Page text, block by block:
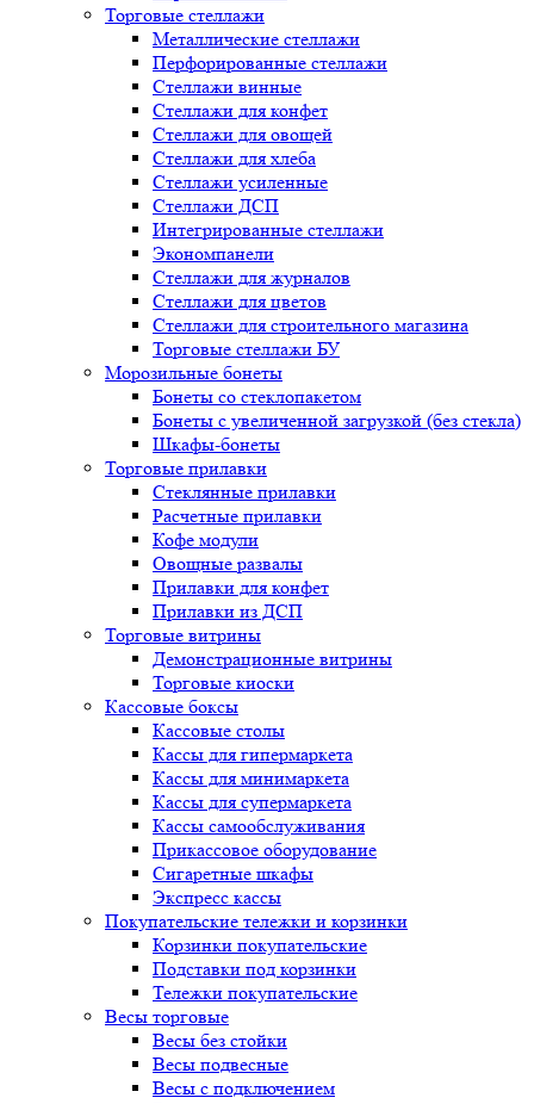
Торговые стеллажи
Металлические стеллажи
Перфорированные стеллажи
Стеллажи винные
Стеллажи для конфет
Стеллажи для овощей
Стеллажи для хлеба
Стеллажи усиленные
Стеллажи ДСП
Интегрированные стеллажи
Экономпанели
Стеллажи для журналов
Стеллажи для цветов
Стеллажи для строительного магазина
Торговые стеллажи БУ
Морозильные бонеты
Бонеты со стеклопакетом
Бонеты с увеличенной загрузкой (без стекла)
Шкафы-бонеты
Торговые прилавки
Стеклянные прилавки
Расчетные прилавки
Кофе модули
Овощные развалы
Прилавки для конфет
Прилавки из ДСП
Торговые витрины
Демонстрационные витрины
Торговые киоски
Кассовые боксы
Кассовые столы
Кассы для гипермаркета
Кассы для минимаркета
Кассы для супермаркета
Кассы самообслуживания
Прикассовое оборудование
Сигаретные шкафы
Экспресс кассы
Покупательские тележки и корзинки
Корзинки покупательские
Подставки под корзинки
Тележки покупательские
Весы торговые
Весы без стойки
Весы подвесные
Весы с подключением